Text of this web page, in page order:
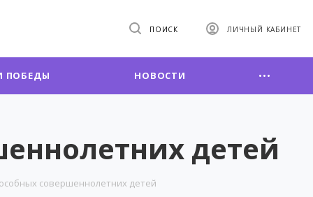
ЛИЧНЫЙ КАБИНЕТ
ПОИСК
ПОБЕДЫ НОВОСТИ
детей
совершеннолетних детей